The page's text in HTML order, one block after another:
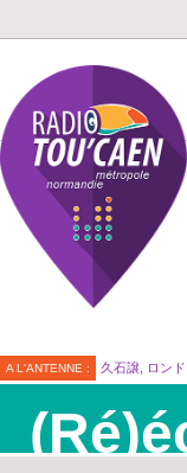
A L'ANTENNE : 久石譲, ロン